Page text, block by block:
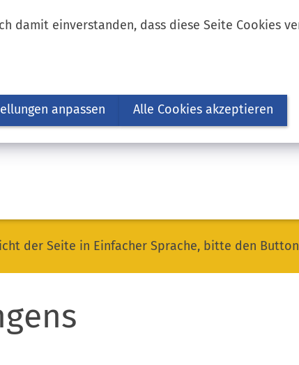
damit einverstanden, dass diese Seite Cookies
anpassen Alle Cookies akzeptieren
der Seite in Einfacher Sprache, bitte den